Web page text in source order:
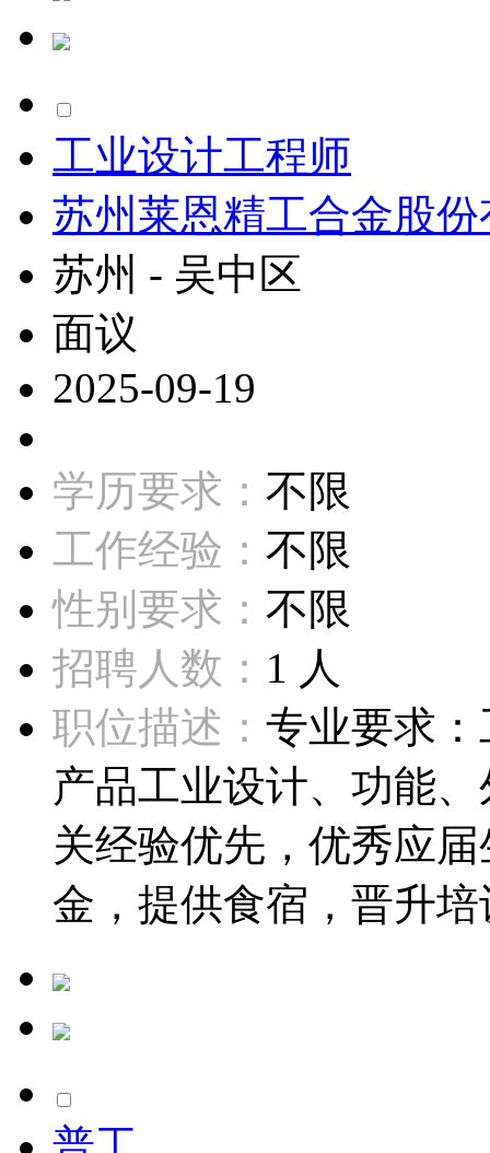
工业设计工程师
苏州莱恩精工合金股
苏州 - 吴中区
面议
2025-09-19
学历要求： 不限
工作经验： 不限
性别要求： 不限
招聘人数： 1 人
职位描述： 专业要求
产品工业设计、功能
关经验优先，优秀应
金，提供食宿，晋升